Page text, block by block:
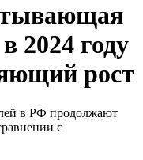
2024 году
рост
в РФ продолжают
с